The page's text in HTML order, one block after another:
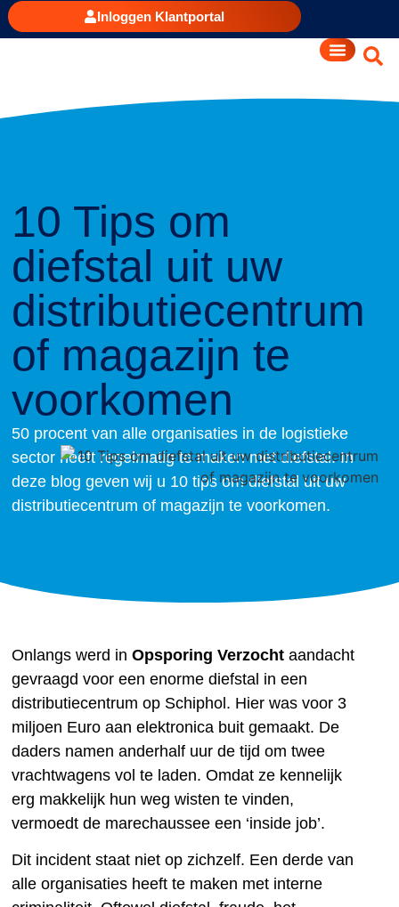
Inloggen Klantportal
10 Tips om
diefstal uit uw
distributiecentrum
of magazijn te
voorkomen
50 procent van alle organisaties in de logistieke
sector heeft regelmatig te maken met diefstal. In
deze blog geven wij u 10 tips om diefstal uit uw
distributiecentrum of magazijn te voorkomen.
Onlangs werd inOpsporing Verzocht aandacht
gevraagd voor een enorme diefstal in een
distributiecentrum op Schiphol. Hier was voor 3
miljoen Euro aan elektronica buit gemaakt. De
daders namen anderhalf uur de tijd om twee
vrachtwagens vol te laden. Omdat ze kennelijk
erg makkelijk hun weg wisten te vinden,
vermoedt de marechaussee een ‘inside job’.
Dit incident staat niet op zichzelf. Een derde van
alle organisaties heeft te maken met interne